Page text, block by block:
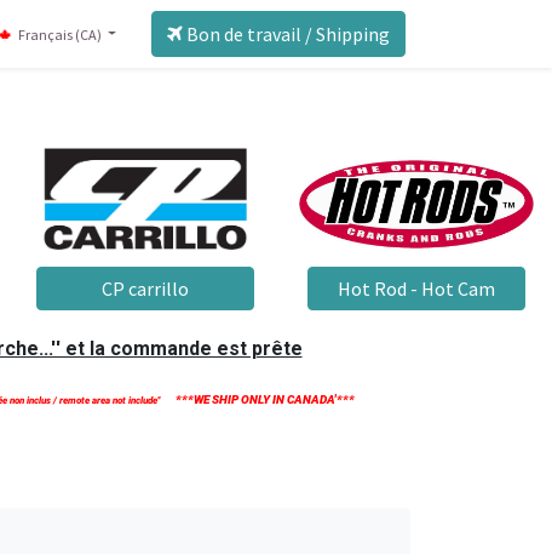
Français (CA) Bon de travail / Shipping
CP carrillo Hot Rod - Hot Cam
et la commande est prête
non inclus / remote area not include'' ***WE SHIP ONLY IN CANADA'***